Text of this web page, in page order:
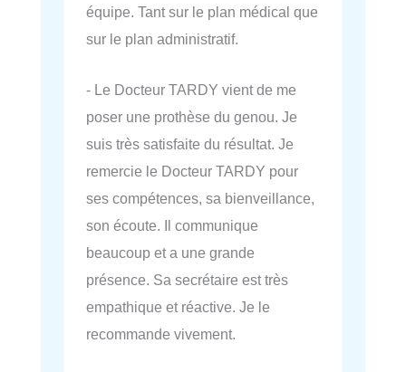
équipe. Tant sur le plan médical que
sur le plan administratif.
- Le Docteur TARDY vient de me
poser une prothèse du genou. Je
suis très satisfaite du résultat. Je
remercie le Docteur TARDY pour
ses compétences, sa bienveillance,
son écoute. Il communique
beaucoup et a une grande
présence. Sa secrétaire est très
empathique et réactive. Je le
recommande vivement.